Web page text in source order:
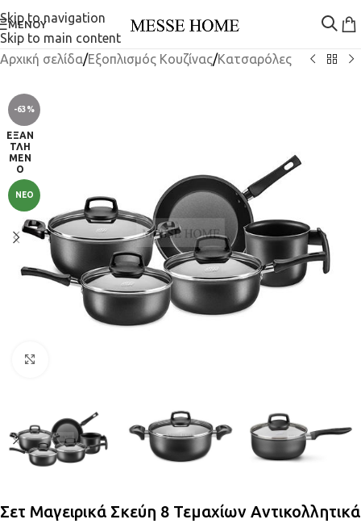
Skip to navigation
Skip to main content
ΜΕΝΟΎ
Αρχική σελίδα/Εξοπλισμός Κουζίνας/Κατσαρόλες
-63%
ΕΞΑΝ
ΤΛΗ
ΜΈΝ
Ο
ΝΈΟ
Σετ Μαγειρικά Σκεύη 8 Τεμαχίων Αντικολλητικά